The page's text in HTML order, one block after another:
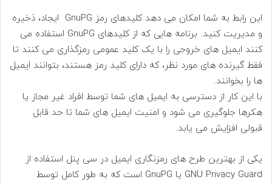
این رابط به شما امکان می دهد کلیدهای رمز GnuPG ایجاد، ذخیره
و مدیریت کنید. برنامه هایی که از کلیدهای GnuPG استفاده می
کنند ایمیل های خروجی را با یک کلید عمومی رمزگذاری می کنند تا
فقط گیرنده های مورد نظر، که دارای کلید رمز هستند، بتوانند ایمیل
ها را بخوانند.
با این کار از دسترسی به ایمیل های شما توسط افراد غیر مجاز یا
هکرها جلوگیری می شود و امنیت ایمیل های شما تا حد قابل
قبولی افزایش می یابد.
یکی از بهترین طرح های رمزنگاری ایمیل در سی پنل استفاده از
GNU Privacy Guard یا GnuPG است که به طور کامل توسط